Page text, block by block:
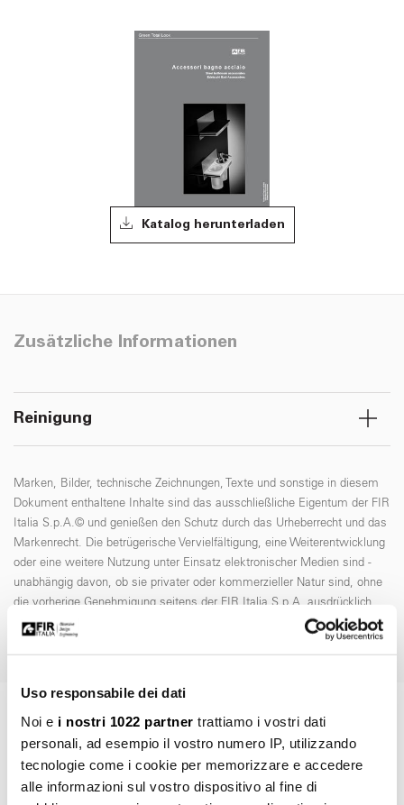
Uso responsabile dei dati
Noi e i nostri 1022 partner trattiamo i vostri dati
personali, ad esempio il vostro numero IP, utilizzando
tecnologie come i cookie per memorizzare e accedere
alle informazioni sul vostro dispositivo al fine di
Katalog herunterladen
Zusätzliche Informationen
Reinigung
Marken, Bilder, technische Zeichnungen, Texte und sonstige in diesem
Dokument enthaltene Inhalte sind das ausschließliche Eigentum der FIR
Italia S.p.A.© und genießen den Schutz durch das Urheberrecht und das
Markenrecht. Die betrügerische Vervielfältigung, eine Weiterentwicklung
oder eine weitere Nutzung unter Einsatz elektronischer Medien sind -
unabhängig davon, ob sie privater oder kommerzieller Natur sind, ohne
die vorherige Genehmigung seitens der FIR Italia S.p.A. ausdrücklich
untersagt.
ART. AB.CS10.C
Informationen abfragen